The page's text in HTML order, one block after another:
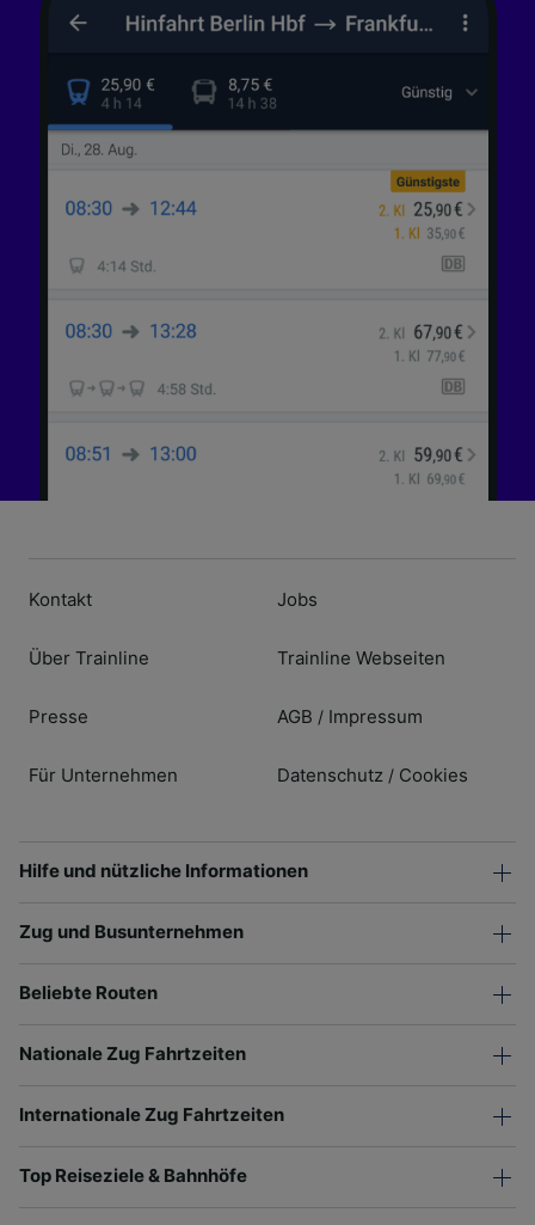
Kontakt
Über Trainline
Presse
Für Unternehmen
Jobs
Trainline Webseiten
AGB / Impressum
Datenschutz / Cookies
Hilfe und nützliche Informationen
Zug und Busunternehmen
Beliebte Routen
Nationale Zug Fahrtzeiten
Internationale Zug Fahrtzeiten
Top Reiseziele & Bahnhöfe